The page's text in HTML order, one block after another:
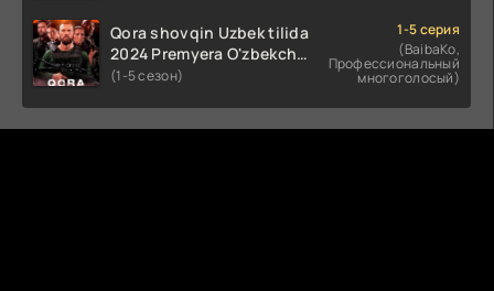
Qora shovqin Uzbek tilida
2024 Premyera O'zbekcha
tarjima kino HD skachat
(1-5 сезон)
1-5 серия
(BaibaKo,
Профессиональный
многоголосый)